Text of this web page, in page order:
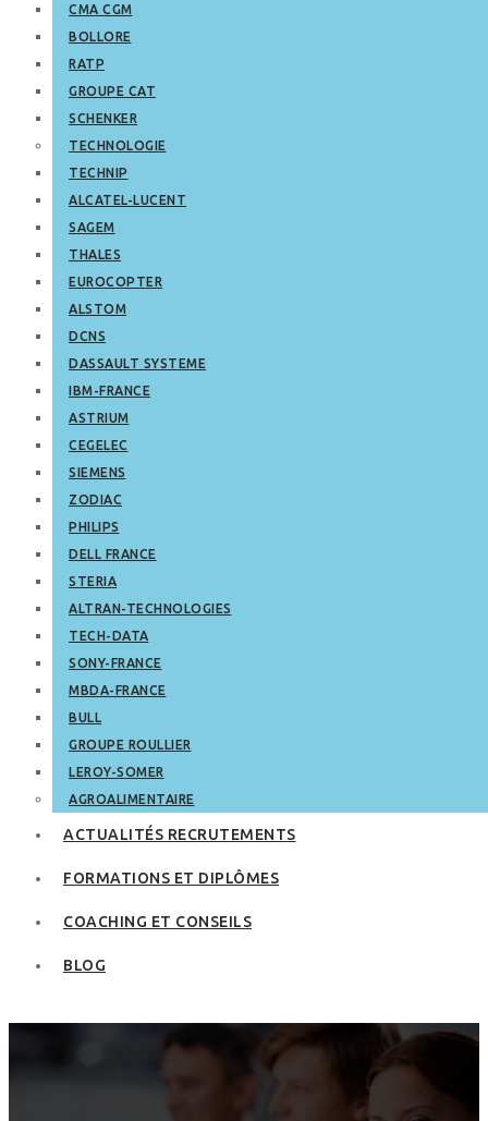
CMA CGM
BOLLORE
RATP
GROUPE CAT
SCHENKER
TECHNOLOGIE
TECHNIP
ALCATEL-LUCENT
SAGEM
THALES
EUROCOPTER
ALSTOM
DCNS
DASSAULT SYSTEME
IBM-FRANCE
ASTRIUM
CEGELEC
SIEMENS
ZODIAC
PHILIPS
DELL FRANCE
STERIA
ALTRAN-TECHNOLOGIES
TECH-DATA
SONY-FRANCE
MBDA-FRANCE
BULL
GROUPE ROULLIER
LEROY-SOMER
AGROALIMENTAIRE
ACTUALITÉS RECRUTEMENTS
FORMATIONS ET DIPLÔMES
COACHING ET CONSEILS
BLOG